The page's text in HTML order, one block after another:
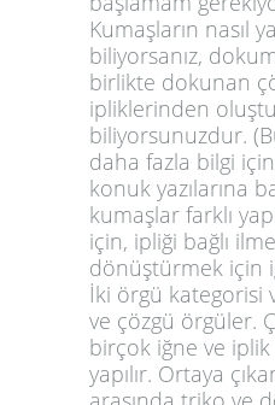
Kumaşların nasıl
biliyorsanız,
birlikte dokunan
ipliklerinden
biliyorsunuzdur.
daha fazla bilgi
konuk yazılarına
kumaşlar farklı
için, ipliği bağlı
dönüştürmek için
İki örgü kategorisi
ve çözgü örgüler.
birçok iğne ve iplik
yapılır. Ortaya